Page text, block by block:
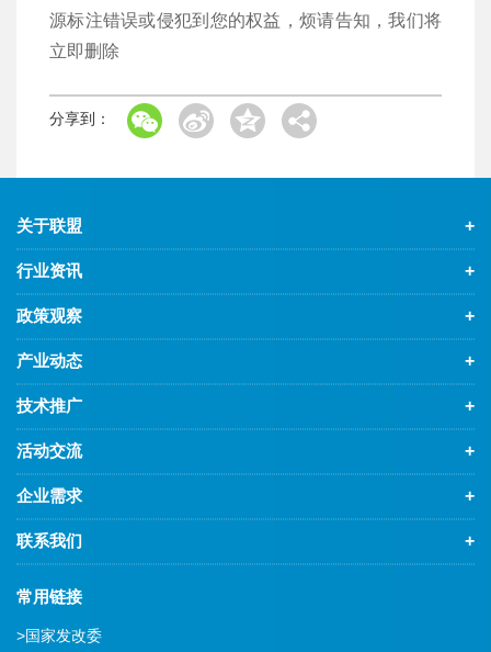
源标注错误或侵犯到您的权益，烦请告知，我们将
立即删除
分享到：
+
关于联盟
+
行业资讯
+
政策观察
+
产业动态
+
技术推广
+
活动交流
+
企业需求
+
联系我们
常用链接
>国家发改委